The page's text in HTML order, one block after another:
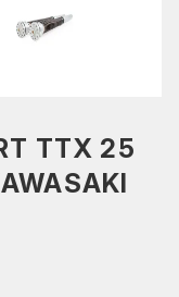
TTX 25